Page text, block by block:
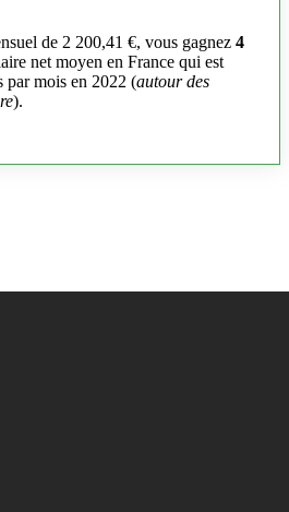
de 2 200,41 €, vous gagnez 4
net moyen en France qui est
par mois en 2022 (autour des
).